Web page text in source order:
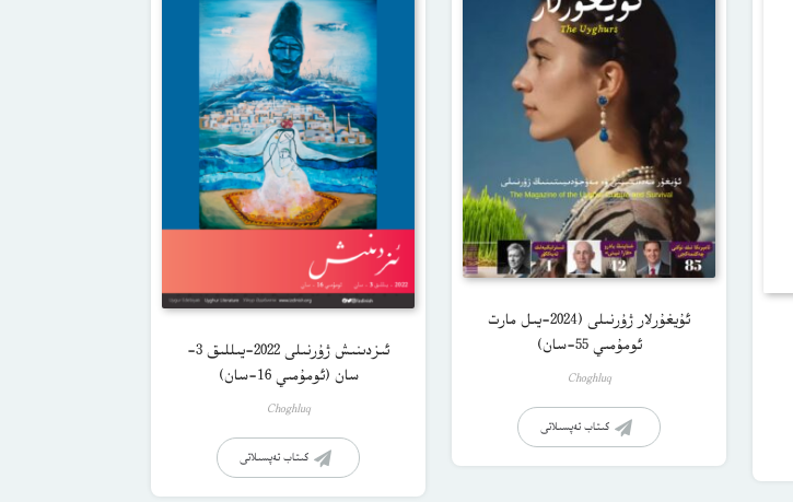
ئۇيغۇرلار ژۇرنىلى (2024-يىل مارت
ئومۇمىي 55-سان)
Choghluq
كىتاب تەپسىلاتى
ئىزدىنىش ژۇرنىلى 2022-يىللىق 3-
سان (ئومۇمىي 16-سان)
Choghluq
كىتاب تەپسىلاتى